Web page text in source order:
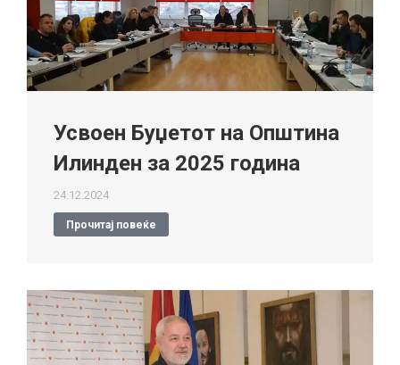
Усвоен Буџетот на Општина
Илинден за 2025 година
24.12.2024
Прочитај повеќе